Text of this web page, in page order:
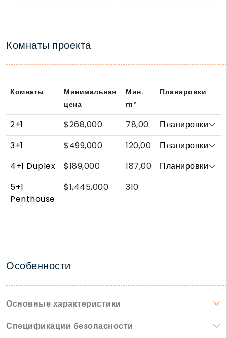
Комнаты проекта
Комнаты
Минимальная
цена
Мин.
m²
Планировки
2+1 $268,000 78,00
Планировки
3+1
$499,000 120,00
Планировки
4+1 Duplex
$189,000 187,00
Планировки
5+1
Penthouse
$1,445,000 310
Особенности
Основные характеристики
Спецификации безопасности